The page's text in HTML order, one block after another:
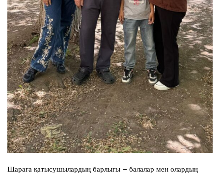
Шараға қатысушылардың барлығы – балалар мен олардың